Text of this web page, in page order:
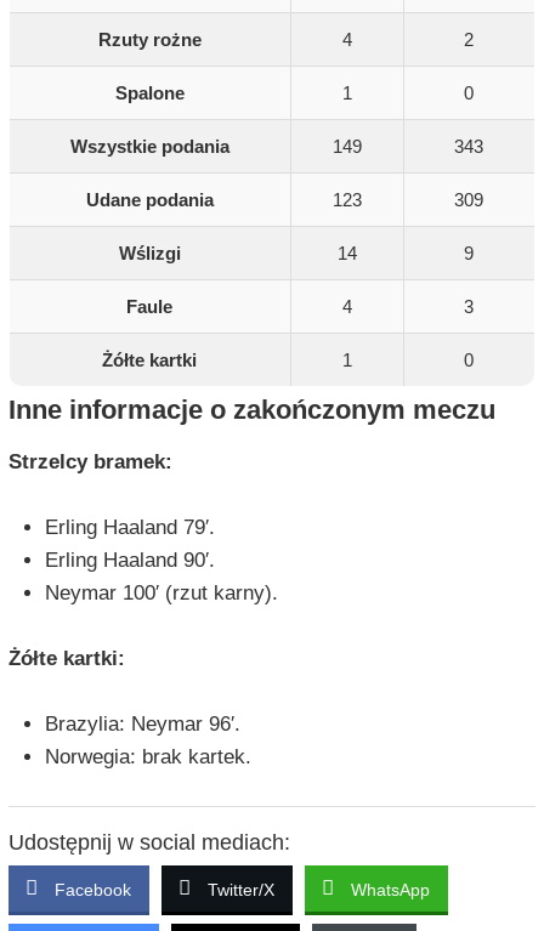
Rzuty rożne 4 2
Spalone 1 0
Wszystkie podania 149 343
Udane podania 123 309
Wślizgi 14 9
Faule 4 3
Żółte kartki 1 0
Inne informacje o zakończonym meczu
Strzelcy bramek:
Erling Haaland 79′.
Erling Haaland 90′.
Neymar 100′ (rzut karny).
Żółte kartki:
Brazylia: Neymar 96′.
Norwegia: brak kartek.
Udostępnij w social mediach:
Facebook Twitter/X WhatsApp